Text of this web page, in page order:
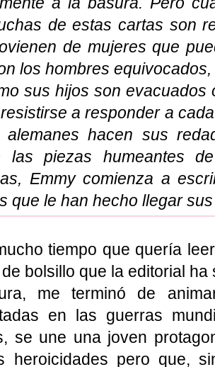
de estas cartas son
de mujeres que
los hombres
sus hijos son evacuados
a responder a
alemanes hacen sus
las piezas humeantes
Emmy comienza a
que le han hecho llegar
tiempo que quería
bolsillo que la editorial
me terminó de
en las guerras
se une una joven
heroicidades pero que,